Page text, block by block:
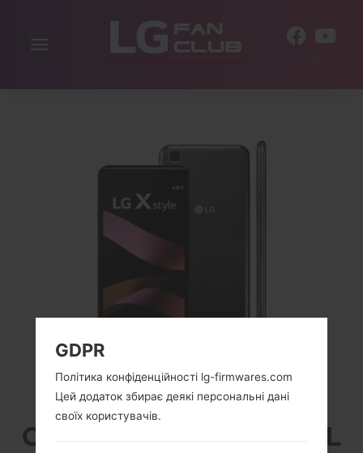
Включити
LG K200 (LGK200) З
СЕРІЇ LG X STYLE DUAL
GDPR
Політика конфіденційності lg-firmwares.com
Цей додаток збирає деякі персональні дані
своїх користувачів.